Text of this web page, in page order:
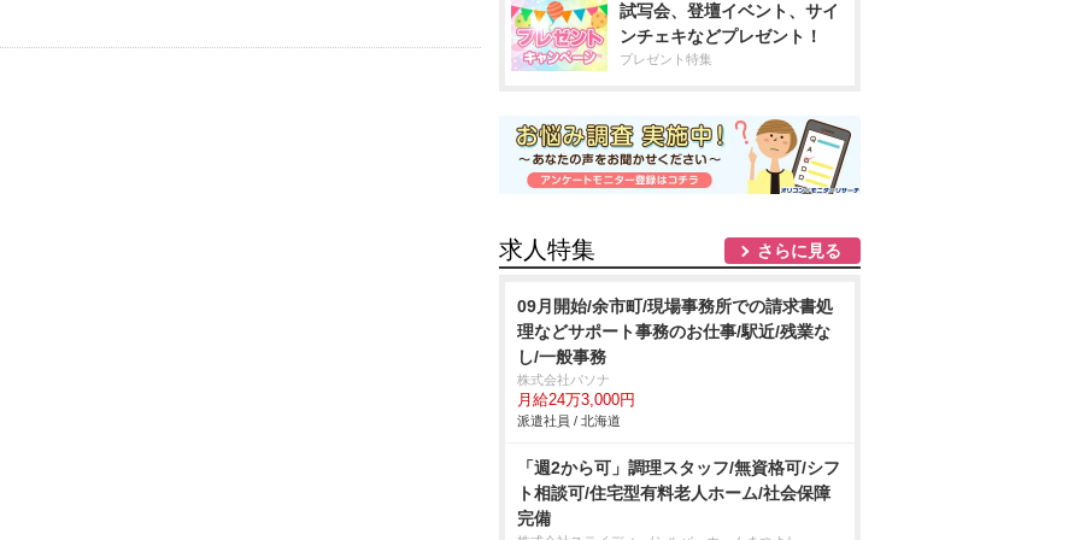
試写会、登壇イベント、サイ
ンチェキなどプレゼント！
プレゼント特集
求人特集 さらに見る
09月開始/余市町/現場事務所での請求書処
理などサポート事務のお仕事/駅近/残業な
し/一般事務
株式会社パソナ
月給24万3,000円
派遣社員 / 北海道
「週2から可」調理スタッフ/無資格可/シフ
ト相談可/住宅型有料老人ホーム/社会保障
完備